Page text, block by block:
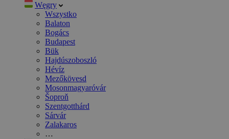
Węgry
Wszystko
Balaton
Bogács
Budapest
Bük
Hajdúszoboszló
Hévíz
Mezőkövesd
Mosonmagyaróvár
Šoproň
Szentgotthárd
Sárvár
Zalakaros
…